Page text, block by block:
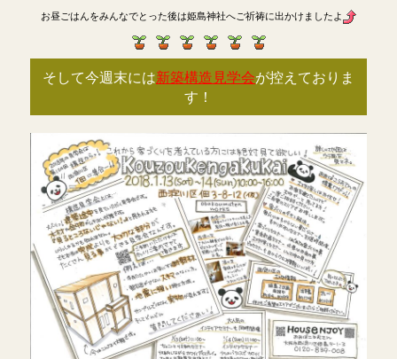
お昼ごはんをみんなでとった後は姫島神社へご祈祷に出かけましたよ
そして今週末には新築構造見学会が控えておりま
す！